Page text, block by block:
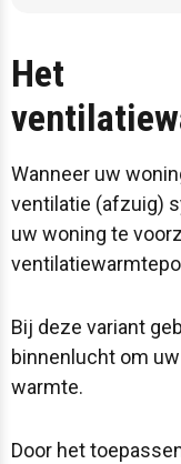
Het
Wanneer uw
ventilatie (afzuig)
uw woning te
Bij deze variant
binnenlucht om
warmte.
Door het